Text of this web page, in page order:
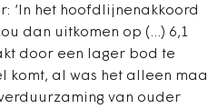
‘ In het hoofdlijnenakkoord
dan uitkomen op (...) 6,1
door een lager bod te
komt, al was het alleen
van ouder